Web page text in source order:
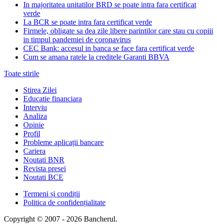
In majoritatea unitatilor BRD se poate intra fara certificat
verde
La BCR se poate intra fara certificat verde
Firmele, obligate sa dea zile libere parintilor care stau cu copiii
in timpul pandemiei de coronavirus
CEC Bank: accesul in banca se face fara certificat verde
Cum se amana ratele la creditele Garanti BBVA
Toate stirile
Stirea Zilei
Educatie financiara
Interviu
Analiza
Opinie
Profil
Probleme aplicații bancare
Cariera
Noutati BNR
Revista presei
Noutati BCE
Termeni și condiții
Politica de confidențialitate
Copyright © 2007 - 2026 Bancherul.